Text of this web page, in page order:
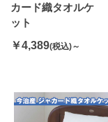
カード織タオルケ
ット
￥4,389(税込)～